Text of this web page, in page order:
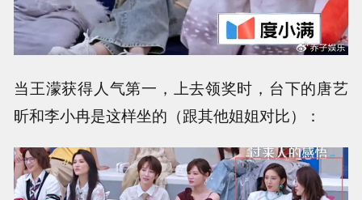
当王濛获得人气第一，上去领奖时，台下的唐艺
昕和李小冉是这样坐的（跟其他姐姐对比）：